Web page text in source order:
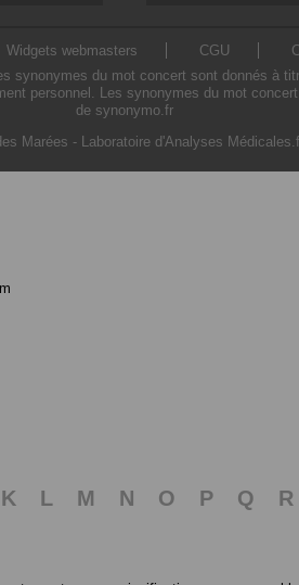
Widgets webmasters CGU
synonymes du mot concert sont donnés à
personnel. Les synonymes du mot
de synonymo.fr
Marées - Laboratoire d'Analyses
K L M N O P Q R